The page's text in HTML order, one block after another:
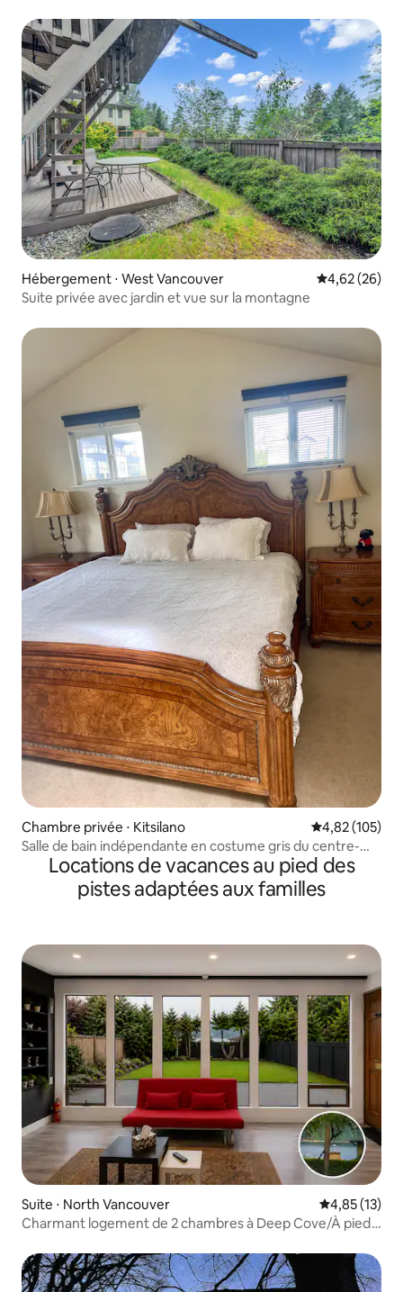
Hébergement ⋅ West Vancouver Évaluation
4,62 (26)
Suite privée avec jardin et vue sur la montagne
Chambre privée ⋅ Kitsilano Évaluation
4,82 (105)
Salle de bain indépendante en costume gris du centre-
ville de UBC
Locations de vacances au pied des
pistes adaptées aux familles
Suite ⋅ North Vancouver Évaluation
4,85 (13)
Charmant logement de 2 chambres à Deep Cove/À pied